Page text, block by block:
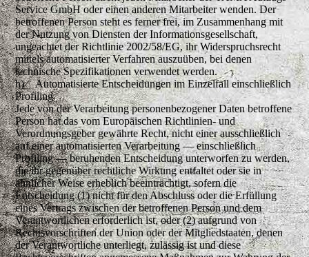
Service GmbH oder einen anderen Mitarbeiter wenden. Der
betroffenen Person steht es ferner frei, im Zusammenhang mit
der Nutzung von Diensten der Informationsgesellschaft,
ungeachtet der Richtlinie 2002/58/EG, ihr Widerspruchsrecht
mittels automatisierter Verfahren auszuüben, bei denen
technische Spezifikationen verwendet werden.
h) Automatisierte Entscheidungen im Einzelfall einschließlich
Profiling
Jede von der Verarbeitung personenbezogener Daten betroffene
Person hat das vom Europäischen Richtlinien- und
Verordnungsgeber gewährte Recht, nicht einer ausschließlich
auf einer automatisierten Verarbeitung — einschließlich
Profiling — beruhenden Entscheidung unterworfen zu werden,
die ihr gegenüber rechtliche Wirkung entfaltet oder sie in
ähnlicher Weise erheblich beeinträchtigt, sofern die
Entscheidung (1) nicht für den Abschluss oder die Erfüllung
eines Vertrags zwischen der betroffenen Person und dem
Verantwortlichen erforderlich ist, oder (2) aufgrund von
Rechtsvorschriften der Union oder der Mitgliedstaaten, denen
der Verantwortliche unterliegt, zulässig ist und diese